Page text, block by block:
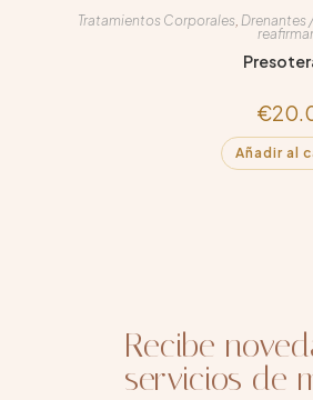
Tratamientos Corporales, Drenantes
€
Añadir al
Recibe
servicios de